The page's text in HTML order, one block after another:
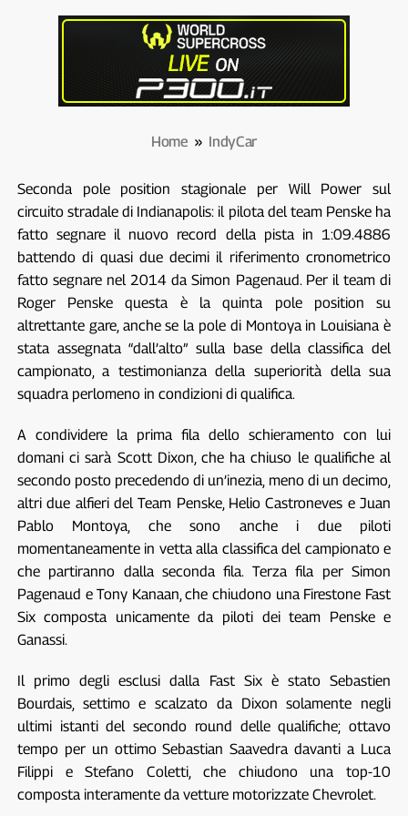
Home » IndyCar
Seconda pole position stagionale per Will Power sul
circuito stradale di Indianapolis: il pilota del team Penske ha
fatto segnare il nuovo record della pista in 1:09.4886
battendo di quasi due decimi il riferimento cronometrico
fatto segnare nel 2014 da Simon Pagenaud. Per il team di
Roger Penske questa è la quinta pole position su
altrettante gare, anche se la pole di Montoya in Louisiana è
stata assegnata “dall’alto” sulla base della classifica del
campionato, a testimonianza della superiorità della sua
squadra perlomeno in condizioni di qualifica.
A condividere la prima fila dello schieramento con lui
domani ci sarà Scott Dixon, che ha chiuso le qualifiche al
secondo posto precedendo di un’inezia, meno di un decimo,
altri due alfieri del Team Penske, Helio Castroneves e Juan
Pablo Montoya, che sono anche i due piloti
momentaneamente in vetta alla classifica del campionato e
che partiranno dalla seconda fila. Terza fila per Simon
Pagenaud e Tony Kanaan, che chiudono una Firestone Fast
Six composta unicamente da piloti dei team Penske e
Ganassi.
Il primo degli esclusi dalla Fast Six è stato Sebastien
Bourdais, settimo e scalzato da Dixon solamente negli
ultimi istanti del secondo round delle qualifiche; ottavo
tempo per un ottimo Sebastian Saavedra davanti a Luca
Filippi e Stefano Coletti, che chiudono una top-10
composta interamente da vetture motorizzate Chevrolet.